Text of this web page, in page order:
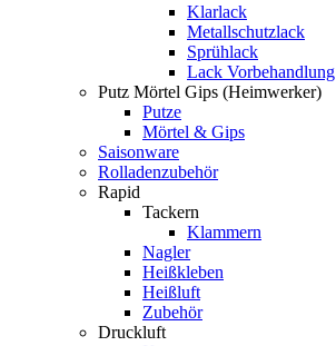
Klarlack
Metallschutzlack
Sprühlack
Lack Vorbehandlung
Putz Mörtel Gips (Heimwerker)
Putze
Mörtel & Gips
Saisonware
Rolladenzubehör
Rapid
Tackern
Klammern
Nagler
Heißkleben
Heißluft
Zubehör
Druckluft